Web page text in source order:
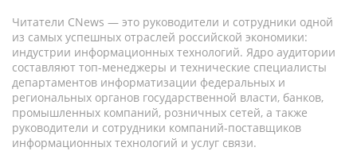
Читатели CNews — это руководители и сотрудники одной
из самых успешных отраслей российской экономики:
индустрии информационных технологий. Ядро аудитории
составляют топ-менеджеры и технические специалисты
департаментов информатизации федеральных и
региональных органов государственной власти, банков,
промышленных компаний, розничных сетей, а также
руководители и сотрудники компаний-поставщиков
информационных технологий и услуг связи.